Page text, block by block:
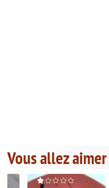
Vous allez aimer